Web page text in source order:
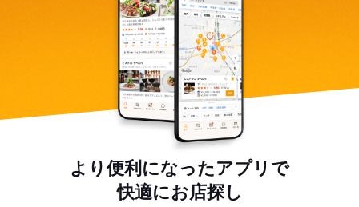
より便利になったアプリで
快適にお店探し